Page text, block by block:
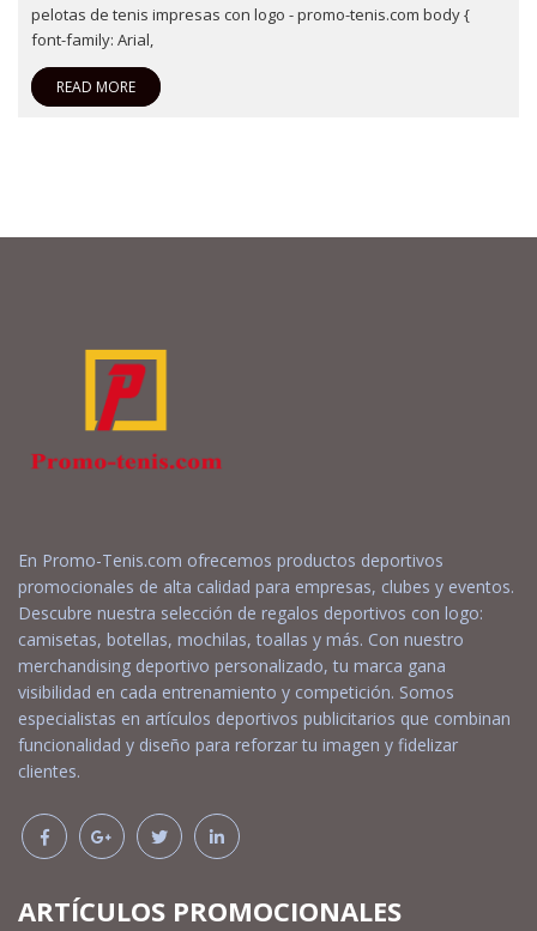
pelotas de tenis impresas con logo - promo-tenis.com body {
font-family: Arial,
READ MORE
En Promo-Tenis.com ofrecemos productos deportivos
promocionales de alta calidad para empresas, clubes y eventos.
Descubre nuestra selección de regalos deportivos con logo:
camisetas, botellas, mochilas, toallas y más. Con nuestro
merchandising deportivo personalizado, tu marca gana
visibilidad en cada entrenamiento y competición. Somos
especialistas en artículos deportivos publicitarios que combinan
funcionalidad y diseño para reforzar tu imagen y fidelizar
clientes.
ARTÍCULOS PROMOCIONALES